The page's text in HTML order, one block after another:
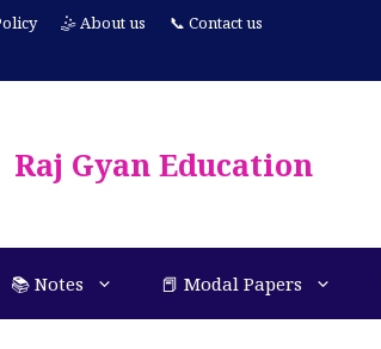
🤹 About us 📞 Contact us
Raj Gyan Education
📚 Notes 📕 Modal Papers